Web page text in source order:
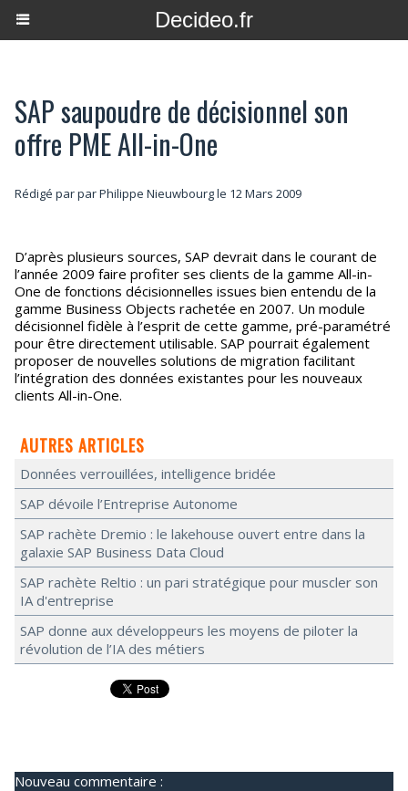
Decideo.fr
SAP saupoudre de décisionnel son
offre PME All-in-One
Rédigé par par Philippe Nieuwbourg le 12 Mars 2009
D’après plusieurs sources, SAP devrait dans le courant de
l’année 2009 faire profiter ses clients de la gamme All-in-
One de fonctions décisionnelles issues bien entendu de la
gamme Business Objects rachetée en 2007. Un module
décisionnel fidèle à l’esprit de cette gamme, pré-paramétré
pour être directement utilisable. SAP pourrait également
proposer de nouvelles solutions de migration facilitant
l’intégration des données existantes pour les nouveaux
clients All-in-One.
AUTRES ARTICLES
Données verrouillées, intelligence bridée
SAP dévoile l’Entreprise Autonome
SAP rachète Dremio : le lakehouse ouvert entre dans la
galaxie SAP Business Data Cloud
SAP rachète Reltio : un pari stratégique pour muscler son
IA d'entreprise
SAP donne aux développeurs les moyens de piloter la
révolution de l’IA des métiers
Nouveau commentaire :